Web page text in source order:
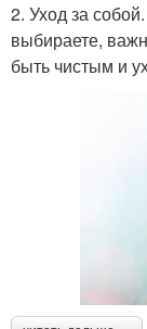
2. Уход за
выбираете,
быть чистым и